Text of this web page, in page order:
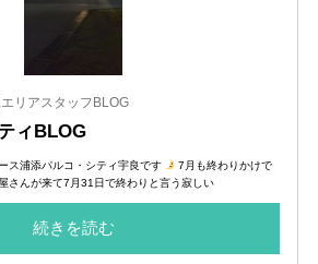
リアスタッフBLOG
ィBLOG
ス浦添パルコ・シティ宇良です
7月も終わりかけで
さんが来て7月31日で終わりと言う寂しい
続きを読む